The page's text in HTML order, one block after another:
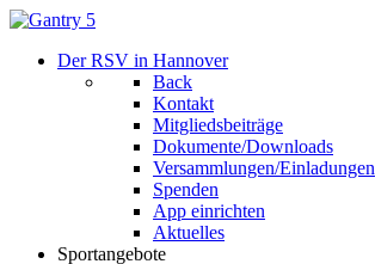
Der RSV in Hannover
Back
Kontakt
Mitgliedsbeiträge
Dokumente/Downloads
Versammlungen/Einladungen
Spenden
App einrichten
Aktuelles
Sportangebote